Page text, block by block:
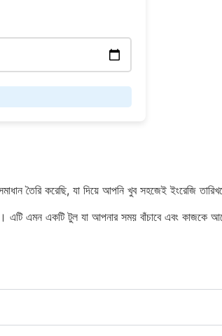
তৈরি করেছি, যা দিয়ে আপনি খুব সহজেই ইংরেজি
এটি এমন একটি টুল যা আপনার সময় বাঁচাবে এবং কাজকে